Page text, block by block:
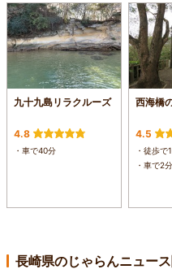
九十九島リラクルーズ
4.8
・車で40分
西海橋
4.5
・徒歩で
・車で2分
長崎県のじゃらんニュー